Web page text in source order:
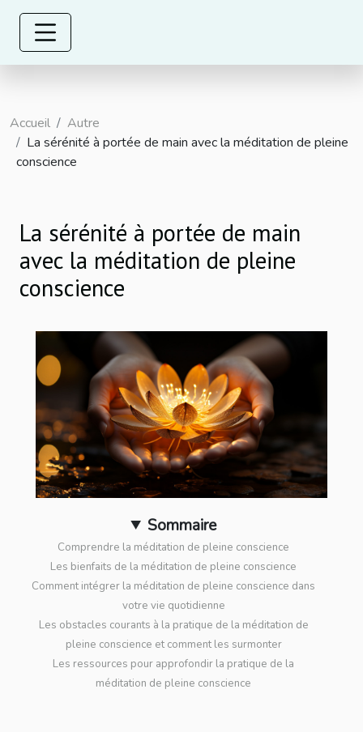
Accueil
Autre
La sérénité à portée de main avec la méditation de pleine
conscience
La sérénité à portée de main
avec la méditation de pleine
conscience
Sommaire
Comprendre la méditation de pleine conscience
Les bienfaits de la méditation de pleine conscience
Comment intégrer la méditation de pleine conscience dans
votre vie quotidienne
Les obstacles courants à la pratique de la méditation de
pleine conscience et comment les surmonter
Les ressources pour approfondir la pratique de la
méditation de pleine conscience